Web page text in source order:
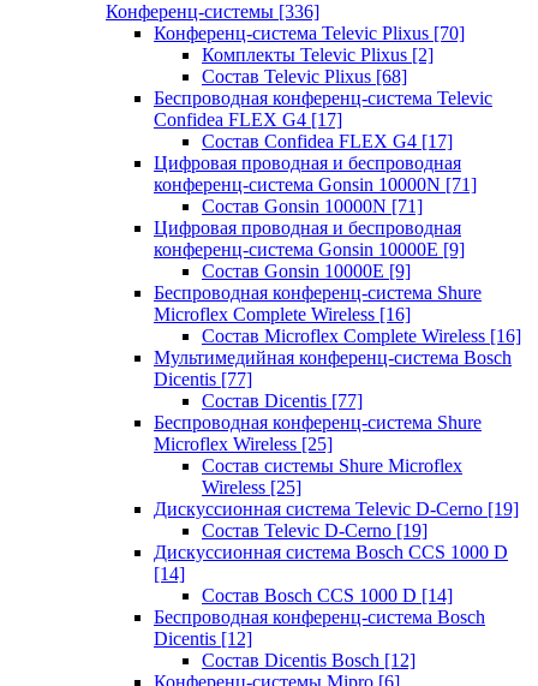
Конференц-системы [336]
Конференц-система Televic Plixus [70]
Комплекты Televic Plixus [2]
Состав Televic Plixus [68]
Беспроводная конференц-система Televic
Confidea FLEX G4 [17]
Состав Confidea FLEX G4 [17]
Цифровая проводная и беспроводная
конференц-система Gonsin 10000N [71]
Состав Gonsin 10000N [71]
Цифровая проводная и беспроводная
конференц-система Gonsin 10000E [9]
Состав Gonsin 10000E [9]
Беспроводная конференц-система Shure
Microflex Complete Wireless [16]
Состав Microflex Complete Wireless [16]
Мультимедийная конференц-система Bosch
Dicentis [77]
Состав Dicentis [77]
Беспроводная конференц-система Shure
Microflex Wireless [25]
Состав системы Shure Microflex
Wireless [25]
Дискуссионная система Televic D-Cerno [19]
Состав Televic D-Cerno [19]
Дискуссионная система Bosch CCS 1000 D
[14]
Состав Bosch CCS 1000 D [14]
Беспроводная конференц-система Bosch
Dicentis [12]
Состав Dicentis Bosch [12]
Конференц-системы Mipro [6]